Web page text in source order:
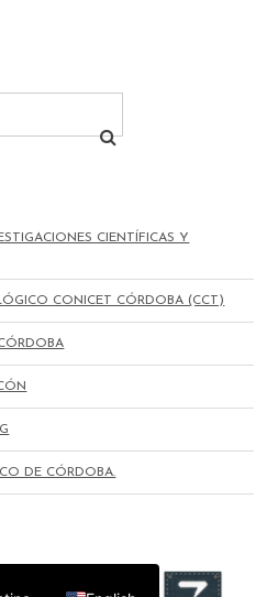
CIENTÍFICAS Y
CONICET CÓRDOBA (CCT)
DE CÓRDOBA.